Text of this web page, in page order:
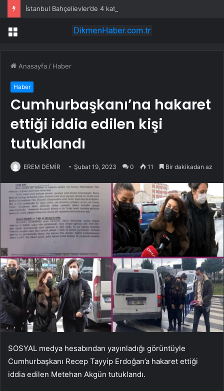
İstanbul Bahçelievler’de 4 katlı bina çöktü
Menü
Anasayfa / Haber
Haber
Cumhurbaşkanı’na hakaret
ettiği iddia edilen kişi
tutuklandı
EREM DEMİR Şubat 19, 2023 0 11 Bir dakikadan az
SOSYAL medya hesabından yayınladığı görüntüyle
Cumhurbaşkanı Recep Tayyip Erdoğan’a hakaret ettiği
iddia edilen Metehan Akgün tutuklandı.